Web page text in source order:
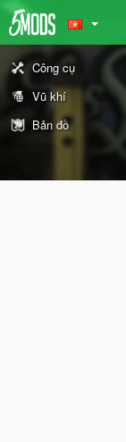
Công cụ
Vũ khí
Bản đồ